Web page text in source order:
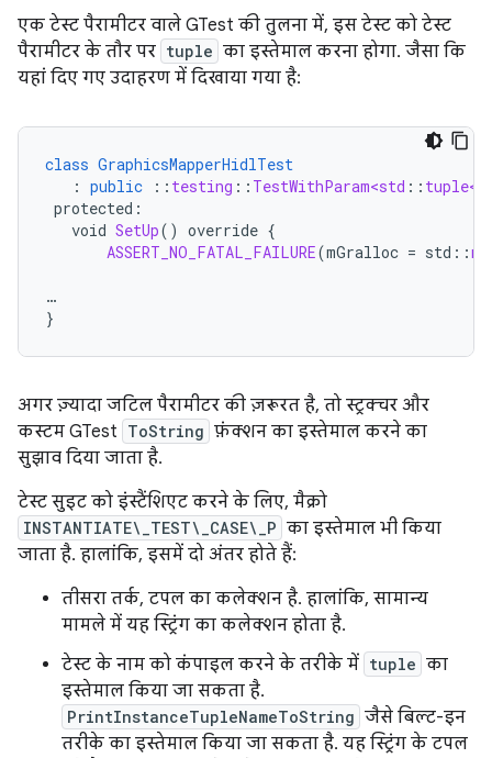
एक टेस्ट पैरामीटर वाले GTest की तुलना में, इस टेस्ट को टेस्ट
पैरामीटर के तौर पर tuple का इस्तेमाल करना होगा. जैसा कि
यहां दिए गए उदाहरण में दिखाया गया है:
class GraphicsMapperHidlTest
: public :: testing :: TestWithParam<std ::
protected :
void SetUp() override {
ASSERT_NO_FATAL_FAILURE(mGralloc = std ::
…
}
अगर ज़्यादा जटिल पैरामीटर की ज़रूरत है, तो स्ट्रक्चर और
कस्टम GTest ToString फ़ंक्शन का इस्तेमाल करने का
सुझाव दिया जाता है.
टेस्ट सुइट को इंस्टैंशिएट करने के लिए, मैक्रो
INSTANTIATE\_TEST\_CASE\_P का इस्तेमाल भी किया
जाता है. हालांकि, इसमें दो अंतर होते हैं:
तीसरा तर्क, टपल का कलेक्शन है. हालांकि, सामान्य
मामले में यह स्ट्रिंग का कलेक्शन होता है.
टेस्ट के नाम को कंपाइल करने के तरीके में tuple का
इस्तेमाल किया जा सकता है.
PrintInstanceTupleNameToString जैसे बिल्ट-इन
तरीके का इस्तेमाल किया जा सकता है. यह स्ट्रिंग के टपल